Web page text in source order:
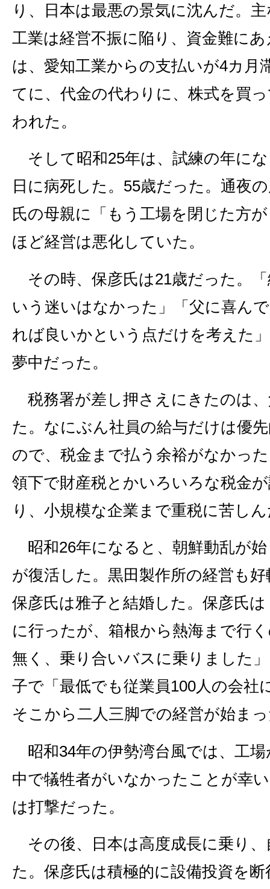
り、日本は最悪の景気に沈んだ。
工業は経営不振に陥り、資金難に
は、愛知工業からの支払いが4カ月
てに、代金の代わりに、株式を買
われた。
そして昭和25年は、試練の年に
日に病死した。55歳だった。通夜
氏の母親に「もう工場を閉じた方
ほど経営は悪化していた。
その時、保彦氏は21歳だった。
いう迷いはなかった」「父に喜ん
れば良いかという点だけを考えた
夢中だった。
税務署が差し押さえにきたのは
た。なにぶん社員の給与だけは優
ので、税金まで払う余裕がなかっ
領下で財産税とかいろいろな税金
り、小規模な企業まで重税に苦し
昭和26年になると、朝鮮動乱が
が復活した。黒田製作所の経営も
保彦氏は雅子と結婚した。保彦氏
に行ったが、箱根から熱海まで行
無く、乗り合いバスに乗りました
子で「最低でも従業員100人の会社
そこから二人三脚での経営が始ま
昭和34年の伊勢湾台風では、工
中で犠牲者がいなかったことが幸
は打撃だった。
その後、日本は高度成長に乗り、
た。保彦氏は積極的に設備投資を